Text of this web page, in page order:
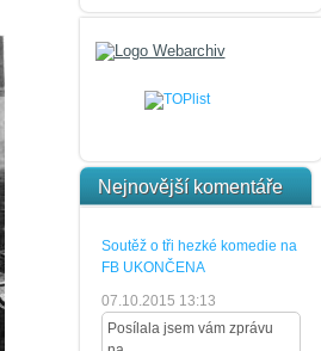
Nejnovější komentáře
Soutěž o tři hezké komedie na
FB UKONČENA
07.10.2015 13:13
Posílala jsem vám zprávu